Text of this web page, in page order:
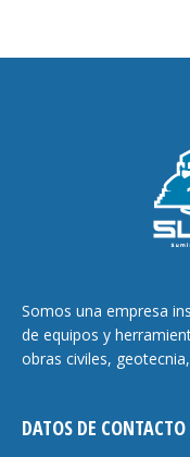
Somos una empresa
de equipos y
obras civiles,
DATOS DE CONTACTO